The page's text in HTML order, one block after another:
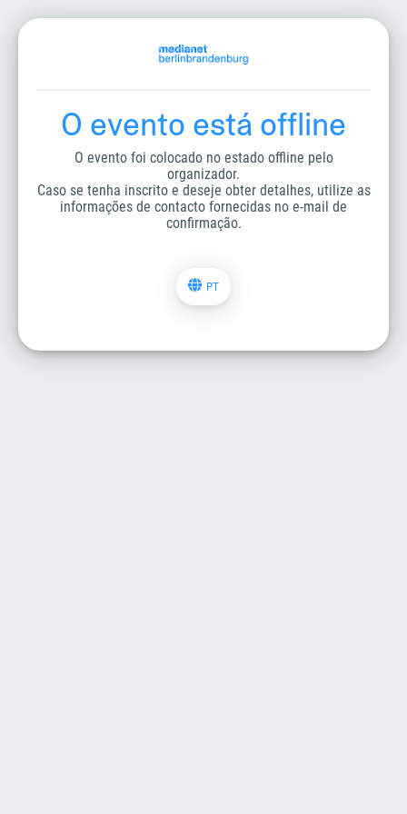
O evento está offline
O evento foi colocado no estado offline pelo
organizador.
Caso se tenha inscrito e deseje obter detalhes, utilize as
informações de contacto fornecidas no e-mail de
confirmação.
PT